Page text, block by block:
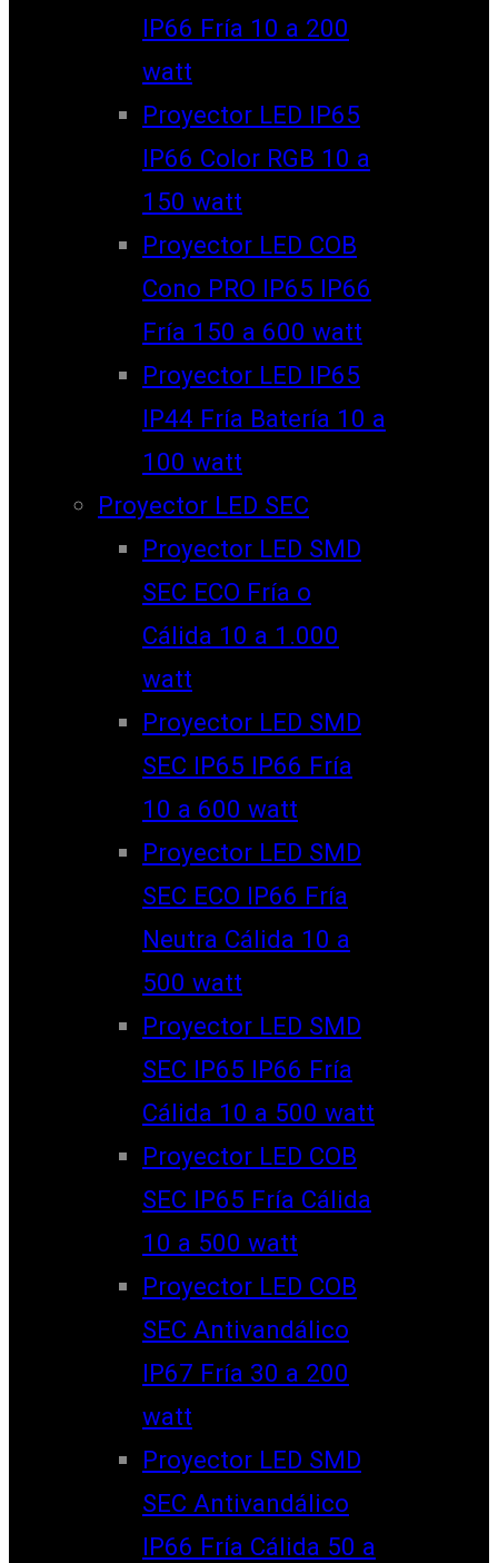
IP66 Fría 10 a 200
watt
Proyector LED IP65
IP66 Color RGB 10 a
150 watt
Proyector LED COB
Cono PRO IP65 IP66
Fría 150 a 600 watt
Proyector LED IP65
IP44 Fría Batería 10 a
100 watt
Proyector LED SEC
Proyector LED SMD
SEC ECO Fría o
Cálida 10 a 1.000
watt
Proyector LED SMD
SEC IP65 IP66 Fría
10 a 600 watt
Proyector LED SMD
SEC ECO IP66 Fría
Neutra Cálida 10 a
500 watt
Proyector LED SMD
SEC IP65 IP66 Fría
Cálida 10 a 500 watt
Proyector LED COB
SEC IP65 Fría Cálida
10 a 500 watt
Proyector LED COB
SEC Antivandálico
IP67 Fría 30 a 200
watt
Proyector LED SMD
SEC Antivandálico
IP66 Fría Cálida 50 a